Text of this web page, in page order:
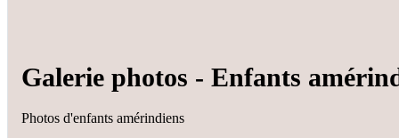
Galerie photos - Enfants
Photos d'enfants amérindiens